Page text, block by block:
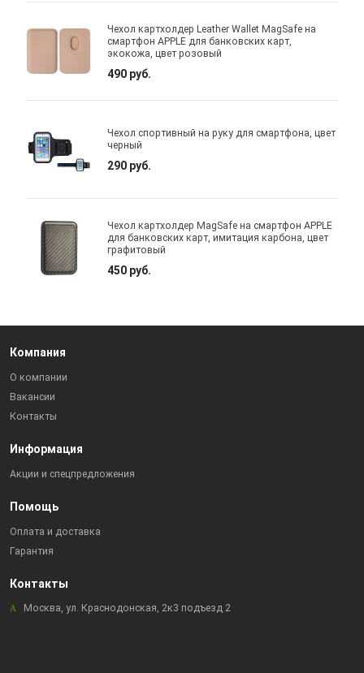
Чехол картхолдер Leather Wallet MagSafe на
смартфон APPLE для банковских карт,
экокожа, цвет розовый
490 руб.
Чехол спортивный на руку для смартфона, цвет
черный
290 руб.
Чехол картхолдер MagSafe на смартфон APPLE
для банковских карт, имитация карбона, цвет
графитовый
450 руб.
Компания
О компании
Вакансии
Контакты
Информация
Акции и спецпредложения
Помощь
Оплата и доставка
Гарантия
Контакты
Москва, ул. Краснодонская, 2к3 подъезд 2